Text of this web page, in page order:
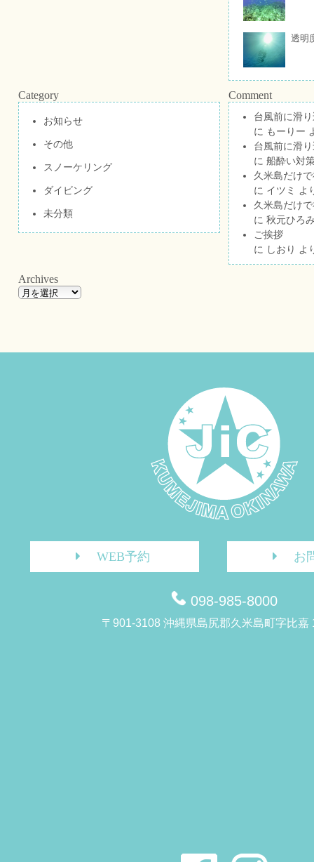
透明
Category
お知らせ
その他
スノーケリング
ダイビング
未分類
Comment
台風前に滑
に もーりー
台風前に滑
に 船酔い対
久米島だけ
に イツミ
よ
久米島だけ
に 秋元ひろ
ご挨拶
に しおり よ
Archives
WEB予約 お
098-985-8000
〒901-3108 沖縄県島尻郡久米島町字比嘉